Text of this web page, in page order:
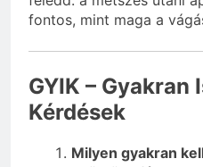
fontos, mint maga a
GYIK – Gyakran
Kérdések
Milyen gyakran